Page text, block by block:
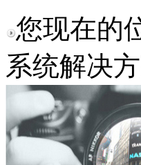
您现在的
系统解决